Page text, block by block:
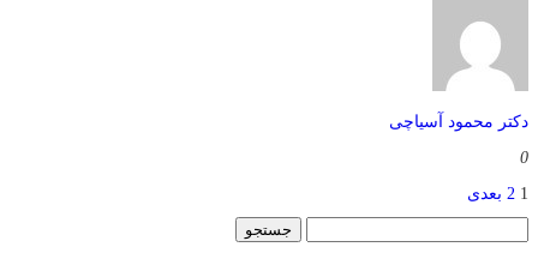
دکتر محمود آسیاچی
0
1
2 بعدی